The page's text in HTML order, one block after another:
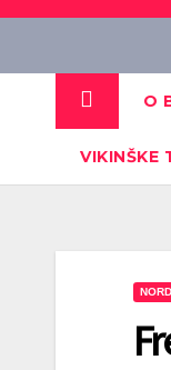
Skip
O
VIKINŠKE